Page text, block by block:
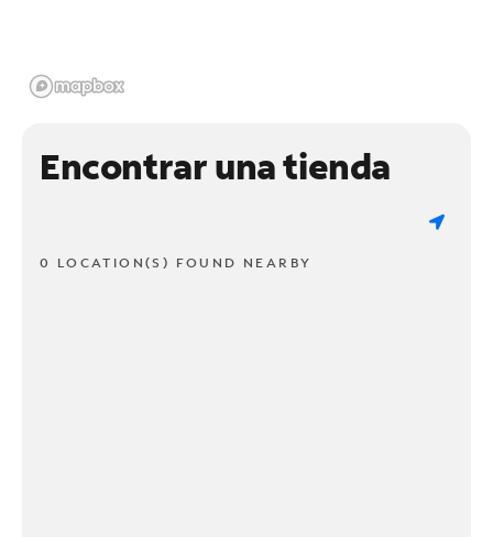
Encontrar una tienda
0 LOCATION(S) FOUND NEARBY